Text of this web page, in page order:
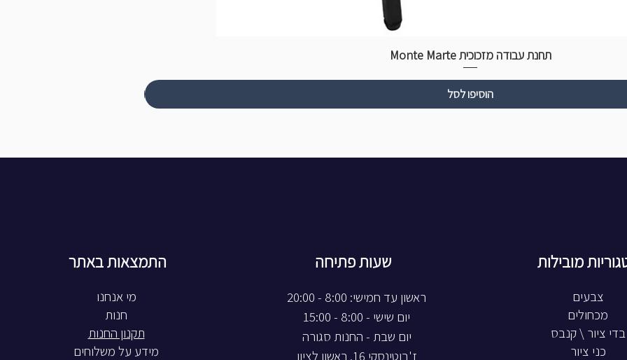
תחנת עבודה מזכוכית Monte Marte
הוסיפו לסל
התמצאות באתר
חנות
תקנון החנות
מידע על משלוחים
שעות פתיחה
ראשון עד חמישי: 8:00 - 20:00
יום שישי - 8:00 - 15:00
יום שבת - החנות סגורה
ז'בוטינסקי 16, ראשון לציון
מובילות
צבעים
מכחולים
בדי ציור \ קנבס
כני ציור